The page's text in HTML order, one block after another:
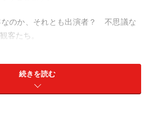
なのか、それとも出演者？ 不思議な
客たち。
意表をつくスタートで、『JUMP』
る人たちをその世界にぐいぐいと引き
続きを読む